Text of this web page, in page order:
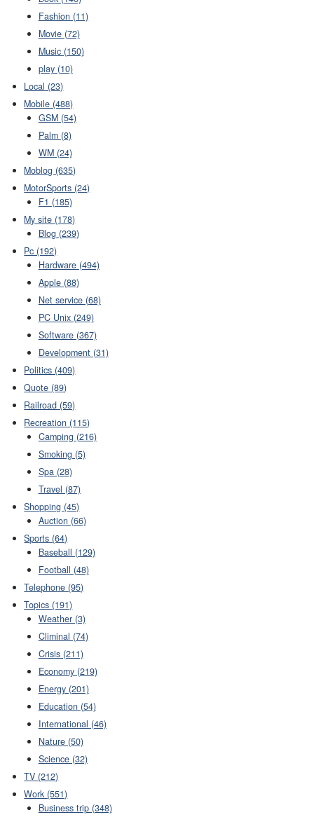
Fashion (11)
Movie (72)
Music (150)
play (10)
Local (23)
Mobile (488)
GSM (54)
Palm (8)
WM (24)
Moblog (635)
MotorSports (24)
F1 (185)
My site (178)
Blog (239)
Pc (192)
Hardware (494)
Apple (88)
Net service (68)
PC Unix (249)
Software (367)
Development (31)
Politics (409)
Quote (89)
Railroad (59)
Recreation (115)
Camping (216)
Smoking (5)
Spa (28)
Travel (87)
Shopping (45)
Auction (66)
Sports (64)
Baseball (129)
Football (48)
Telephone (95)
Topics (191)
Weather (3)
Climinal (74)
Crisis (211)
Economy (219)
Energy (201)
Education (54)
International (46)
Nature (50)
Science (32)
TV (212)
Work (551)
Business trip (348)